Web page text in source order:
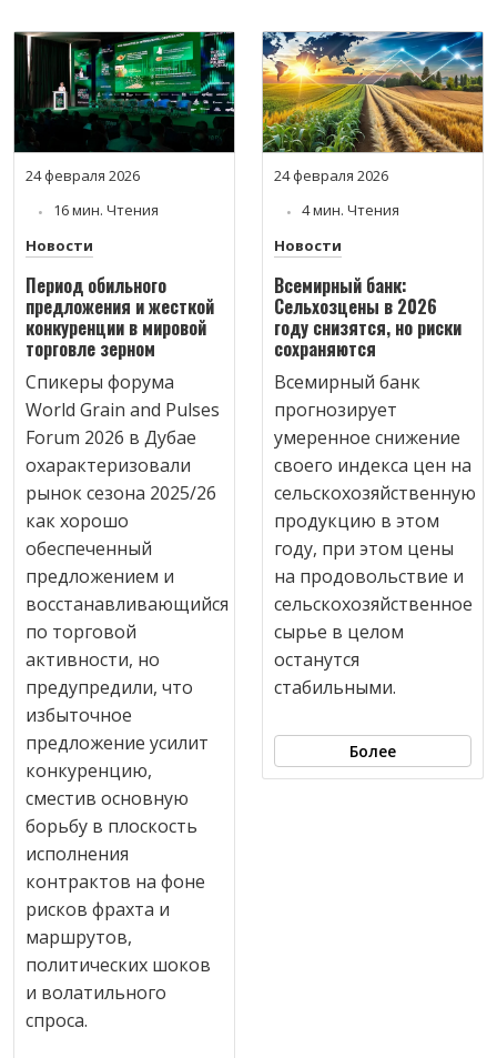
24 февраля 2026
16 мин. Чтения
Новости
Период обильного
предложения и жесткой
конкуренции в мировой
торговле зерном
Спикеры форума
World Grain and Pulses
Forum 2026 в Дубае
охарактеризовали
рынок сезона 2025/26
как хорошо
обеспеченный
предложением и
восстанавливающийся
по торговой
активности, но
предупредили, что
избыточное
предложение усилит
конкуренцию,
сместив основную
борьбу в плоскость
исполнения
контрактов на фоне
рисков фрахта и
маршрутов,
политических шоков
и волатильного
спроса.
24 февраля 2026
4 мин. Чтения
Новости
Всемирный банк:
Сельхозцены в 2026
году снизятся, но риски
сохраняются
Всемирный банк
прогнозирует
умеренное снижение
своего индекса цен на
сельскохозяйственную
продукцию в этом
году, при этом цены
на продовольствие и
сельскохозяйственное
сырье в целом
останутся
стабильными.
Более